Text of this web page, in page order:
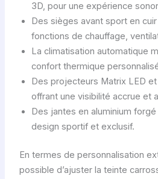
3D, pour une expérience
Des sièges avant sport en
fonctions de chauffage,
La climatisation automatique
confort thermique
Des projecteurs Matrix LED
offrant une visibilité accrue et
Des jantes en aluminium
design sportif et exclusif.
En termes de personnalisation
possible d’ajuster la teinte